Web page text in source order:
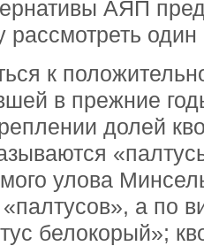
АЯП
рассмотреть
к
в прежние
долей
улова
а по
белокорый»;